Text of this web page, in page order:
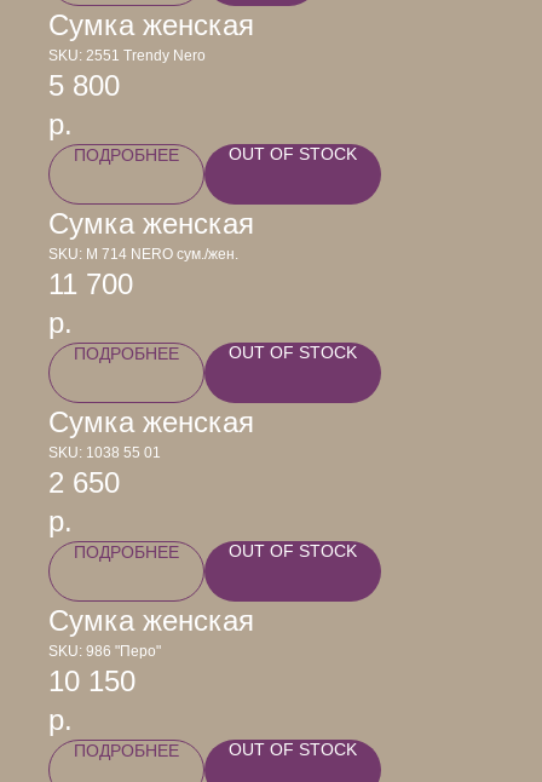
Сумка женская
SKU: 2551 Trendy Nero
5 800
р.
ПОДРОБНЕЕ OUT OF STOCK
Сумка женская
SKU: М 714 NERO сум./жен.
11 700
р.
ПОДРОБНЕЕ OUT OF STOCK
Сумка женская
SKU: 1038 55 01
2 650
р.
ПОДРОБНЕЕ OUT OF STOCK
Сумка женская
SKU: 986 "Перо"
10 150
р.
ПОДРОБНЕЕ OUT OF STOCK